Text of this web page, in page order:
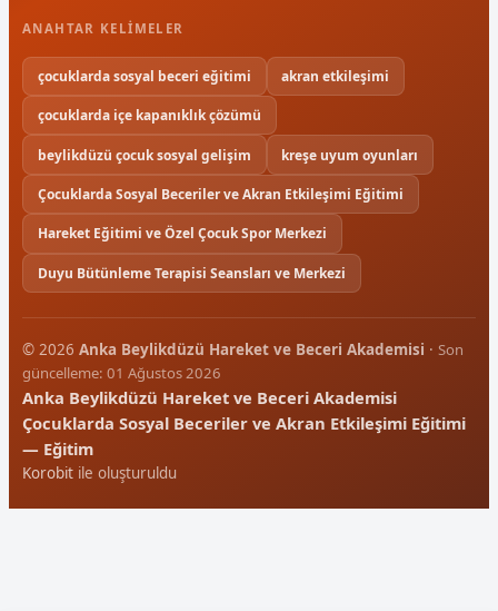
ANAHTAR KELIMELER
çocuklarda sosyal beceri eğitimi akran etkileşimi
çocuklarda içe kapanıklık çözümü
beylikdüzü çocuk sosyal gelişim kreşe uyum oyunları
Çocuklarda Sosyal Beceriler ve Akran Etkileşimi Eğitimi
Hareket Eğitimi ve Özel Çocuk Spor Merkezi
Duyu Bütünleme Terapisi Seansları ve Merkezi
© 2026 Anka Beylikdüzü Hareket ve Beceri Akademisi · Son
güncelleme: 01 Ağustos 2026
Anka Beylikdüzü Hareket ve Beceri Akademisi
Çocuklarda Sosyal Beceriler ve Akran Etkileşimi Eğitimi
— Eğitim
Korobit ile oluşturuldu